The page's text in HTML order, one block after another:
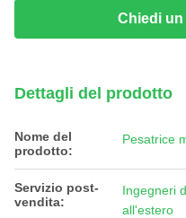
Chiedi
Dettagli del prodotto
Nome del
prodotto:
Pesatrice
Servizio post-
vendita:
Ingegneri
all'estero